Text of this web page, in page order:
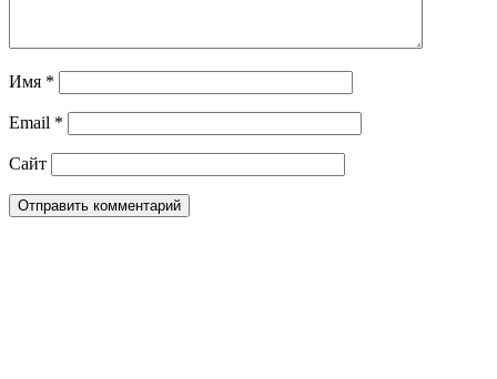
Имя *
Email *
Сайт